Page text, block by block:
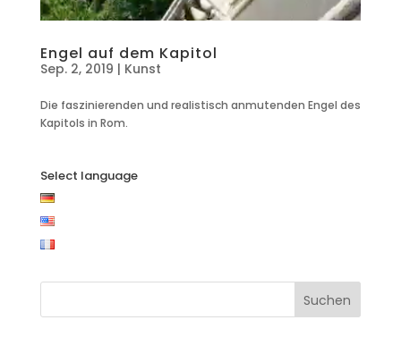
Engel auf dem Kapitol
Sep. 2, 2019 | Kunst
Die faszinierenden und realistisch anmutenden Engel des
Kapitols in Rom.
Select language